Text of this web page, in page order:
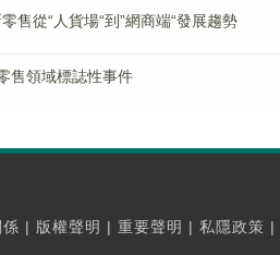
售從“人貨場“到”網商端“發展趨勢
售領域標誌性事件
| 版權聲明 | 重要聲明 | 私隱政策 |